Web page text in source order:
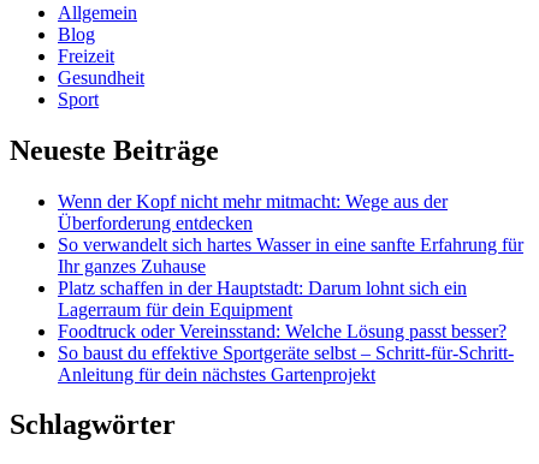
Allgemein
Blog
Freizeit
Gesundheit
Sport
Neueste Beiträge
Wenn der Kopf nicht mehr mitmacht: Wege aus der
Überforderung entdecken
So verwandelt sich hartes Wasser in eine sanfte Erfahrung für
Ihr ganzes Zuhause
Platz schaffen in der Hauptstadt: Darum lohnt sich ein
Lagerraum für dein Equipment
Foodtruck oder Vereinsstand: Welche Lösung passt besser?
So baust du effektive Sportgeräte selbst – Schritt-für-Schritt-
Anleitung für dein nächstes Gartenprojekt
Schlagwörter